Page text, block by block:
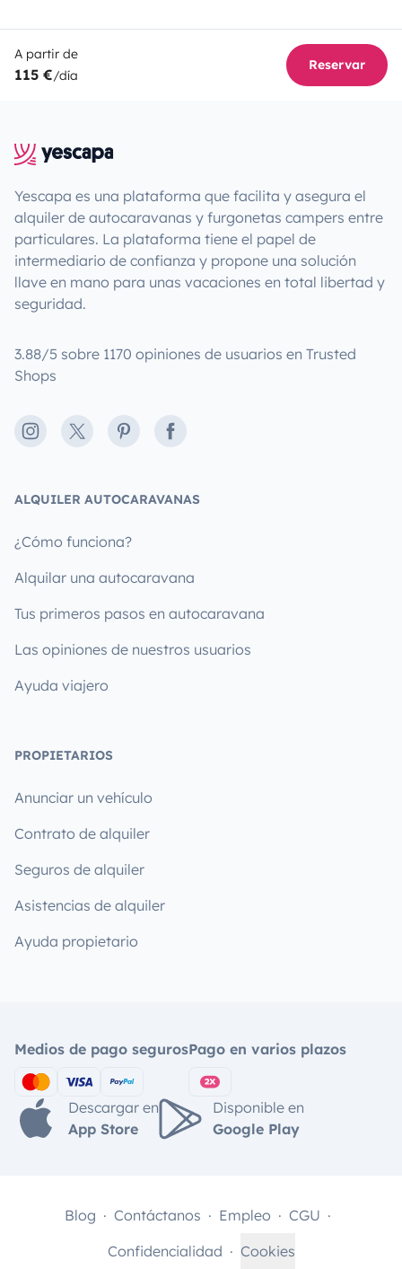
A partir de
115 €/día
Reservar
Yescapa es una plataforma que facilita y asegura el
alquiler de autocaravanas y furgonetas campers entre
particulares. La plataforma tiene el papel de
intermediario de confianza y propone una solución
llave en mano para unas vacaciones en total libertad y
seguridad.
3.88/5 sobre 1170 opiniones de usuarios en Trusted
Shops
Instagram
X PinterestFacebook
ALQUILER AUTOCARAVANAS
¿Cómo funciona?
Alquilar una autocaravana
Tus primeros pasos en autocaravana
Las opiniones de nuestros usuarios
Ayuda viajero
PROPIETARIOS
Anunciar un vehículo
Contrato de alquiler
Seguros de alquiler
Asistencias de alquiler
Ayuda propietario
Medios de pago segurosPago en varios plazos
Descargar en
App Store
Disponible en
Google Play
Blog Contáctanos Empleo
CGU
Confidencialidad
Cookies